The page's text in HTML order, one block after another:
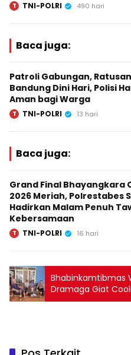
T TNI-POLRI 490 hari
Baca juga:
Patroli Gabungan,
Bandung Dini Hari, Polisi
Aman bagi Warga
T TNI-POLRI 13 hari
Baca juga:
Grand Final Bhayangkara
2026 Meriah, Polrestabes
Hadirkan Malam Penuh
Kebersamaan
T TNI-POLRI 16 hari
Bhabinkamtibmas
Dramaga Giat
Tokoh Masyarakat